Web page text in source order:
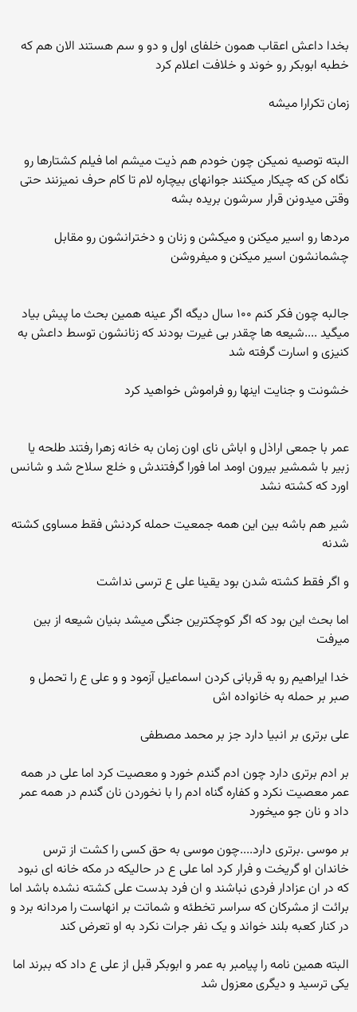
بخدا داعش اعقاب همون خلفای اول و دو و سم هستند الان هم که
خطبه ابوبکر رو خوند و خلافت اعلام کرد
زمان تکرارا میشه
البته توصیه نمیکن چون خودم هم ذیت میشم اما فیلم کشتارها رو
نگاه کن که چیکار میکنند جوانهای بیچاره لام تا کام حرف نمیزنند حتی
وقتی میدونن قرار سرشون بریده بشه
مردها رو اسیر میکنن و میکشن و زنان و دخترانشون رو مقابل
چشمانشون اسیر میکنن و میفروشن
جالبه چون فکر کنم ۱۰۰ سال دیگه اگر عینه همین بحث ما پیش بیاد
میگید ....شیعه ها چقدر بی غیرت بودند که زنانشون توسط داعش به
کنیزی و اسارت گرفته شد
خشونت و جنایت اینها رو فراموش خواهید کرد
عمر با جمعی اراذل و اباش نای اون زمان به خانه زهرا رفتند طلحه یا
زبیر با شمشیر بیرون اومد اما فورا گرفتندش و خلع سلاح شد و شانس
اورد که کشته نشد
شیر هم باشه بین این همه جمعیت حمله کردنش فقط مساوی کشته
شدنه
و اگر فقط کشته شدن بود یقینا علی ع ترسی نداشت
اما بحث این بود که اگر کوچکترین جنگی میشد بنیان شیعه از بین
میرفت
خدا ایراهیم رو به قربانی کردن اسماعیل آزمود و و علی ع را تحمل و
صبر بر حمله به خانواده اش
علی برتری بر انبیا دارد جز بر محمد مصطفی
بر ادم برتری دارد چون ادم گندم خورد و معصیت کرد اما علی در همه
عمر معصیت نکرد و کفاره گناه ادم را با نخوردن نان گندم در همه عمر
داد و نان جو میخورد
بر موسی .برتری دارد....چون موسی به حق کسی را کشت از ترس
خاندان او گریخت و فرار کرد اما علی ع در حالیکه در مکه خانه ای نبود
که در ان عزادار فردی نباشند و ان فرد بدست علی کشته نشده باشد اما
برائت از مشرکان که سراسر تخطئه و شماتت بر انهاست را مردانه برد و
در کنار کعبه بلند خواند و یک نفر جرات نکرد به او تعرض کند
البته همین نامه را پیامبر به عمر و ابوبکر قبل از علی ع داد که ببرند اما
یکی ترسید و دیگری معزول شد